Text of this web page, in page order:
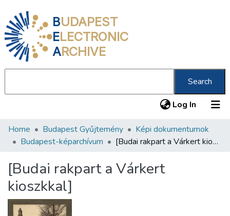
BUDAPEST
ELECTRONIC
ARCHIVE
Search
Log In (current)
Communities & Collections
Statistics
About us
Home Budapest Gyűjtemény
Képi dokumentumok
Budapest-képarchívum
[Budai rakpart a Várkert kioszkkal]
[Budai rakpart a Várkert
kioszkkal]